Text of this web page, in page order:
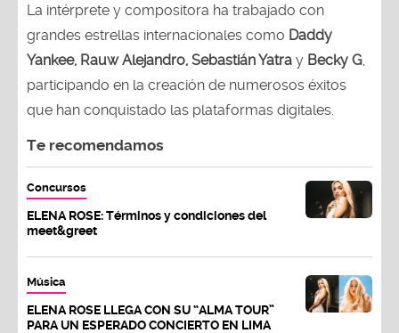
La intérprete y compositora ha trabajado con
grandes estrellas internacionales como Daddy
Yankee, Rauw Alejandro, Sebastián Yatra y Becky G
participando en la creación de numerosos éxitos
que han conquistado las plataformas digitales.
Te recomendamos
Concursos
ELENA ROSE: Términos y condiciones del
meet&greet
Música
ELENA ROSE LLEGA CON SU “ALMA TOUR”
PARA UN ESPERADO CONCIERTO EN LIMA